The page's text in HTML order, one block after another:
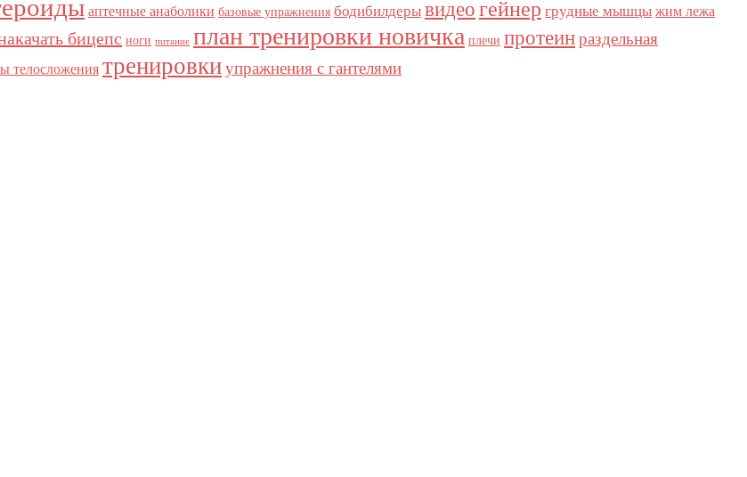
аптечные анаболики базовые упражнения бодибилдеры видеогейнер грудные мышцы жим лежа
бицепс ноги питание план тренировки новичка плечи протеинраздельная
телосложения тренировкиупражнения с гантелями